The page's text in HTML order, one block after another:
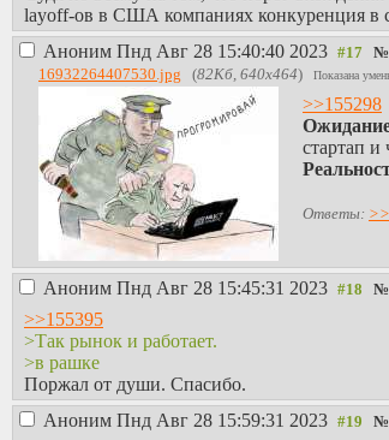
layoff-ов в США компаниях конкуренция в
Аноним Пнд Авг 28 15:40:40 2023 №
16932264407530.jpg (82Кб, 640x464) Показана
>>155298
стартап и
Ответы:
Аноним Пнд Авг 28 15:45:31 2023 №
>>155395
>Так рынок и работает.
>в рашке
Поржал от души. Спасибо.
Аноним Пнд Авг 28 15:59:31 2023 №